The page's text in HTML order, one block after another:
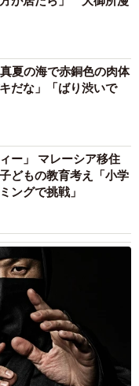
だな」「ばり渋いで
ー」 マレーシア移住
もの教育考え「小学
ングで挑戦」
ドロン」のポーズを
近づいてみたら…